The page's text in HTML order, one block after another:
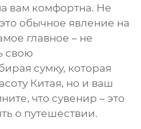
вам комфортна. Не
обычное явление на
главное – не
свою
сумку, которая
Китая, но и ваш
что сувенир – это
о путешествии.